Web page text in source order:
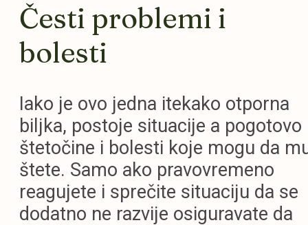
Česti problemi i
bolesti
Iako je ovo jedna itekako otporna
biljka, postoje situacije a pogotovo
štetočine i bolesti koje mogu da
štete. Samo ako pravovremeno
reagujete i sprečite situaciju da se
dodatno ne razvije osiguravate da